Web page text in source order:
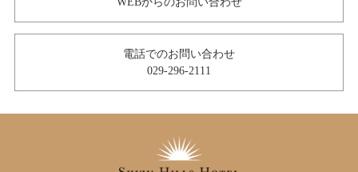
電話でのお問い合わせ
029-296-2111